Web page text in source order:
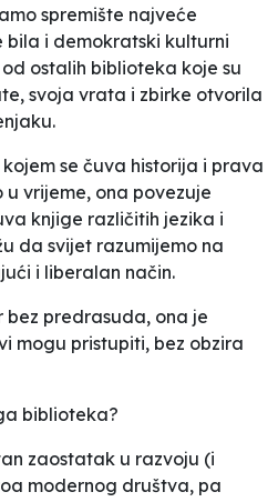
spremište najveće
bila i demokratski kulturni
ostalih biblioteka koje su
svoja vrata i zbirke otvorila
se čuva historija i prava
vrijeme, ona povezuje
knjige različitih jezika i
da svijet razumijemo na
i liberalan način.
bez predrasuda, ona je
mogu pristupiti, bez obzira
biblioteka?
zaostatak u razvoju (i
modernog društva, pa